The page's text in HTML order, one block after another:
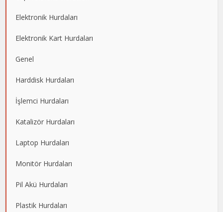
Elektronik Hurdaları
Elektronik Kart Hurdaları
Genel
Harddisk Hurdaları
İşlemci Hurdaları
Katalizör Hurdaları
Laptop Hurdaları
Monitör Hurdaları
Pil Akü Hurdaları
Plastik Hurdaları